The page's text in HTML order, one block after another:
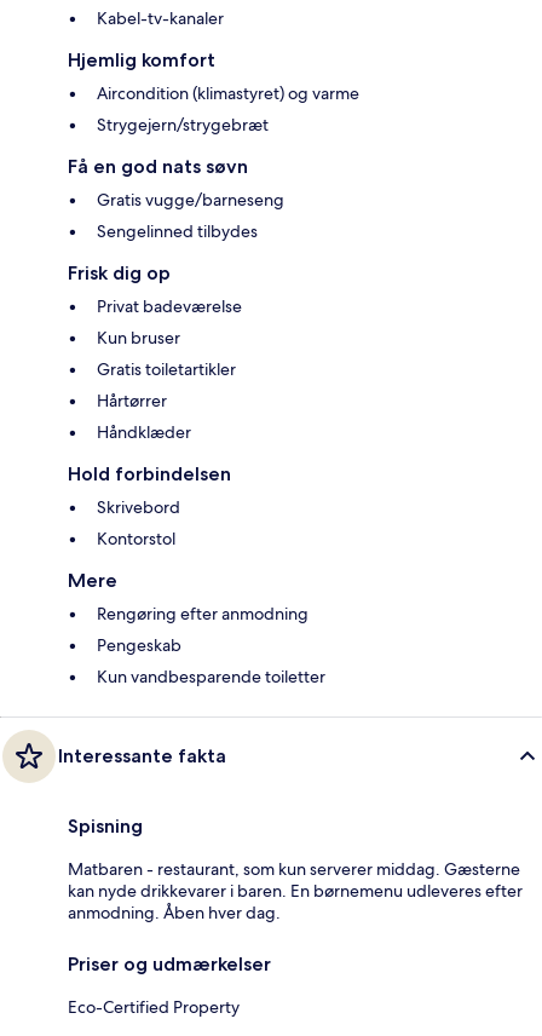
Kabel-tv-kanaler
Hjemlig komfort
Aircondition (klimastyret) og varme
Strygejern/strygebræt
Få en god nats søvn
Gratis vugge/barneseng
Sengelinned tilbydes
Frisk dig op
Privat badeværelse
Kun bruser
Gratis toiletartikler
Hårtørrer
Håndklæder
Hold forbindelsen
Skrivebord
Kontorstol
Mere
Rengøring efter anmodning
Pengeskab
Kun vandbesparende toiletter
Interessante fakta
Spisning
Matbaren - restaurant, som kun serverer middag. Gæsterne
kan nyde drikkevarer i baren. En børnemenu udleveres efter
anmodning. Åben hver dag.
Priser og udmærkelser
Eco-Certified Property